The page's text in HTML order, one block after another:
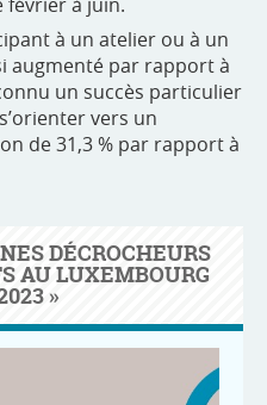
à un atelier ou à un
augmenté par rapport à
un succès particulier
vers un
de 31,3 % par rapport à
DÉCROCHEURS
AU LUXEMBOURG
»